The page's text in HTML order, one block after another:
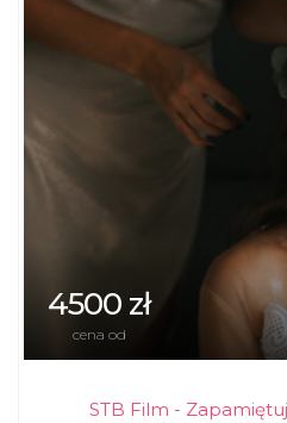
4500 zł
cena od
STB Film -